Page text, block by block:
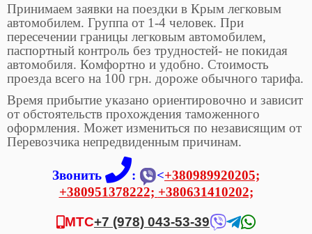
Принимаем заявки на поездки в Крым легковым
автомобилем. Группа от 1-4 человек. При
пересечении границы легковым автомобилем,
паспортный контроль без трудностей- не покидая
автомобиля. Комфортно и удобно. Стоимость
проезда всего на 100 грн. дороже обычного тарифа.
Время прибытие указано ориентировочно и зависит
от обстоятельств прохождения таможенного
оформления. Может измениться по независящим от
Перевозчика непредвиденным причинам.
Звонить : <+380989920205;
+380951378222; +380631410202;
МТС+7 (978) 043-53-39